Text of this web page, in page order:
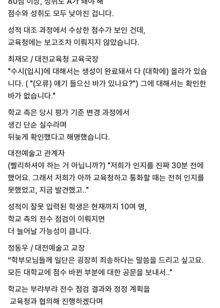
점수와 성취도 모두 낮아진 겁니다.
성적 대조 과정에서 수상한 점수가 보인 건데,
교육청에는 보고조차 이뤄지지 않았습니다.
최재모 / 대전교육청 교육국장
"수시(입시)에 대해서는 생성이 완료돼서 다 (대학에) 올라가 있습
니다. ( "(오류) 얘기 들으신 바가 있나요?") 그에 대해서는 확인한
바가 없습니다."
학교 측은 당시 평가 기준 변경 과정에서
생긴 단순 실수라며
뒤늦게 확인했다고 해명했습니다.
대전예술고 관계자
(빨리하셔야 하는 거 아닙니까?) "저희가 인지를 진짜 30분 전에
했어요. 그래서 저희가 아까 교육청하고 통화할 때는 전혀 인지를
못했었고, 지금 발견했고.."
성적이 잘못 입력된 학생은 현재까지 10여 명,
학교 측의 전수 점검이 이뤄지면
더 늘어날 가능성이 큽니다.
정동우 / 대전예술고 교장
“학부모님들께 일단은 굉장히 죄송하다는 말씀을 드리고 싶고요.
모든 대학교에 점수 바뀐 부분에 대한 공문을 보내서.."
학교는 부랴부랴 전수 점검 결과와 정정 계획을
교육청과 협의해 진행하겠다며